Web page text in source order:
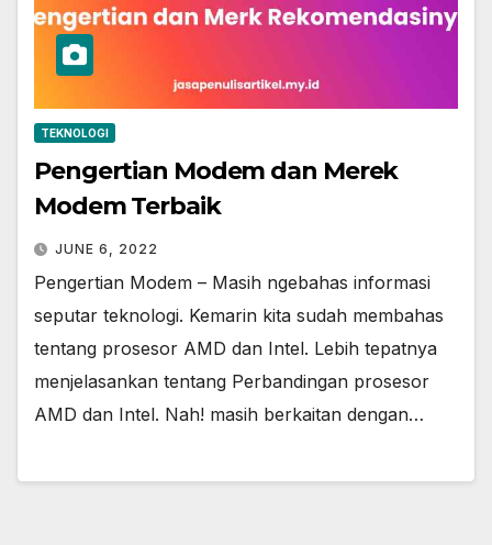
TEKNOLOGI
Pengertian Modem dan Merek
Modem Terbaik
JUNE 6, 2022
Pengertian Modem – Masih ngebahas informasi
seputar teknologi. Kemarin kita sudah membahas
tentang prosesor AMD dan Intel. Lebih tepatnya
menjelasankan tentang Perbandingan prosesor
AMD dan Intel. Nah! masih berkaitan dengan…